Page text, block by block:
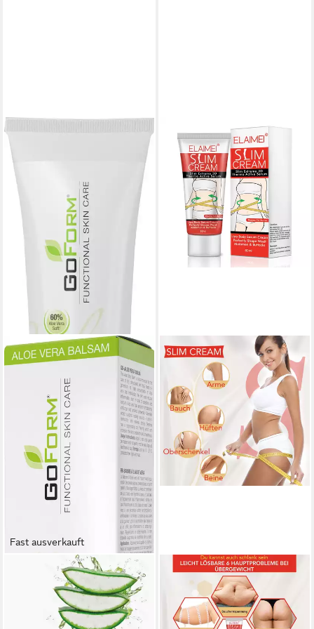
Fast ausverkauft
Körperbalsam Aloe Vera
Balsam zur sofortigen
Hautgeneration, ohne
P-BEAUTY COSMETIC
ACCESSORIES
Körpercreme Creme Slim
CreamTagescreme